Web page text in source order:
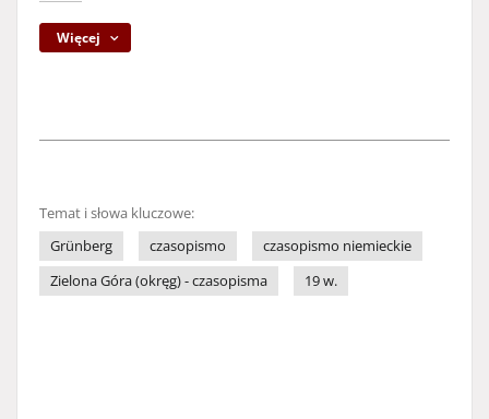
Więcej
Temat i słowa kluczowe:
Grünberg
czasopismo
czasopismo niemieckie
Zielona Góra (okręg) - czasopisma
19 w.